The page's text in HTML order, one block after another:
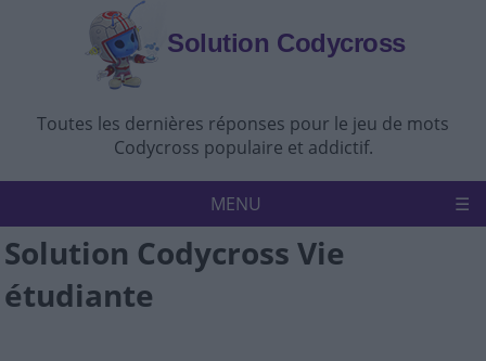
Solution Codycross
Toutes les dernières réponses pour le jeu de mots
Codycross populaire et addictif.
MENU
Accueil Politique de confidentialité
Avertissement
Solution Codycross Vie
étudiante